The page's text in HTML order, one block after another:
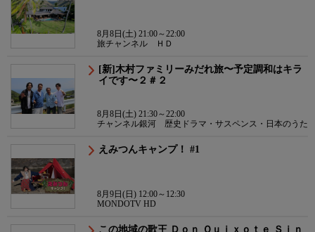
8月8日(土) 21:00～22:00
旅チャンネル ＨＤ
[新]木村ファミリーみだれ旅〜予定調和はキラ
イです〜２＃２
8月8日(土) 21:30～22:00
チャンネル銀河 歴史ドラマ・サスペンス・日本のうた
えみつんキャンプ！ #1
8月9日(日) 12:00～12:30
MONDOTV HD
この地域の歌王 Ｄｏｎ Ｑｕｉｘｏｔｅ Ｓｉｎ